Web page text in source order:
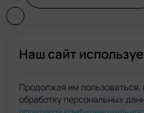
Наш сайт
Продолжая им пользоваться,
обработку персональных